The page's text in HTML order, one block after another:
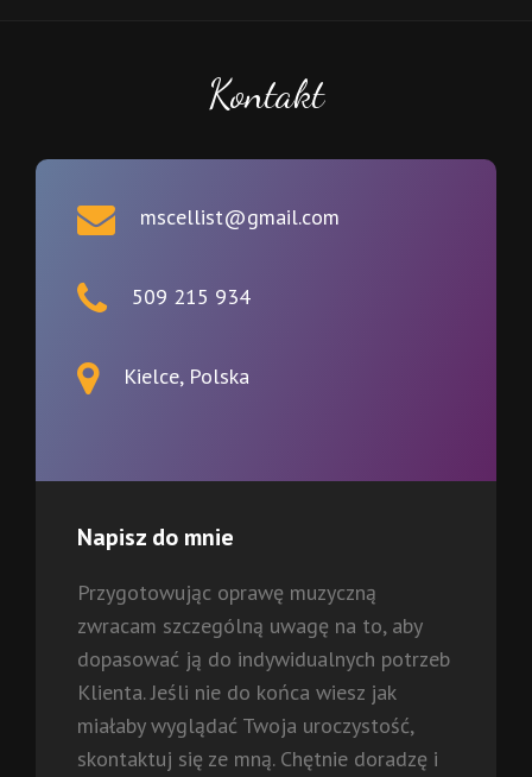
Kontakt
mscellist@gmail.com
509 215 934
Kielce, Polska
Napisz do mnie
Przygotowując oprawę muzyczną
zwracam szczególną uwagę na to, aby
dopasować ją do indywidualnych potrzeb
Klienta. Jeśli nie do końca wiesz jak
miałaby wyglądać Twoja uroczystość,
skontaktuj się ze mną. Chętnie doradzę i